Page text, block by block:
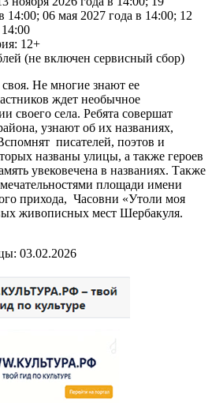
14:00; 06 мая 2027 года в 14:00; 12
12+
(не включен сервисный сбор)
Не многие знают ее
ждет необычное
своего села. Ребята совершат
узнают об их названиях,
писателей, поэтов и
названы улицы, а также героев
увековечена в названиях. Также
площади имени
прихода, Часовни «Утоли моя
живописных мест Шербакуля.
03.02.2026